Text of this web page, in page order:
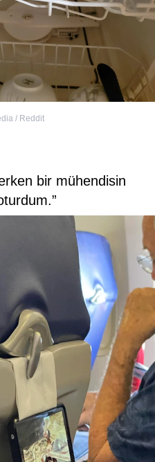
/ Reddit
bir mühendisin